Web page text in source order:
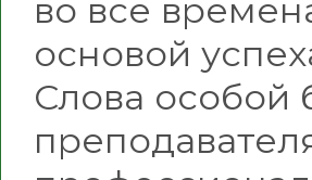
во все
основой
Слова особой